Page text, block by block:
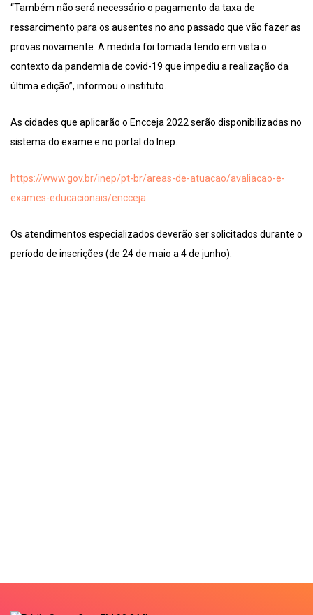
“Também não será necessário o pagamento da taxa de
ressarcimento para os ausentes no ano passado que vão fazer as
provas novamente. A medida foi tomada tendo em vista o
contexto da pandemia de covid-19 que impediu a realização da
última edição”, informou o instituto.
As cidades que aplicarão o Encceja 2022 serão disponibilizadas no
sistema do exame e no portal do Inep.
https://www.gov.br/inep/pt-br/areas-de-atuacao/avaliacao-e-
exames-educacionais/encceja
Os atendimentos especializados deverão ser solicitados durante o
período de inscrições (de 24 de maio a 4 de junho).